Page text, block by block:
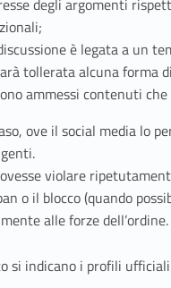
è legata a un
tollerata alcuna forma
ammessi contenuti
ove il social media lo
violare
o il blocco (quando
alle forze dell’ordine.
si indicano i profili